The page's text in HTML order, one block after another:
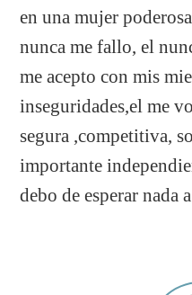
en una mujer
nunca me fallo, el
me acepto con mis
inseguridades,el me
segura ,competitiva,
importante
debo de esperar nada